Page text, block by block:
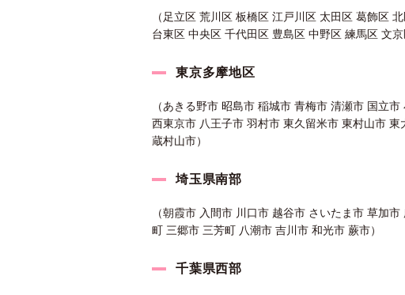
（足立区 荒川区 板橋区 江戸川区 太田区 葛飾区
台東区 中央区 千代田区 豊島区 中野区 練馬区 文京
東京多摩地区
（あきる野市 昭島市 稲城市 青梅市 清瀬市 国立
西東京市 八王子市 羽村市 東久留米市 東村山市
蔵村山市）
埼玉県南部
（朝霞市 入間市 川口市 越谷市 さいたま市 草加
町 三郷市 三芳町 八潮市 吉川市 和光市 蕨市）
千葉県西部